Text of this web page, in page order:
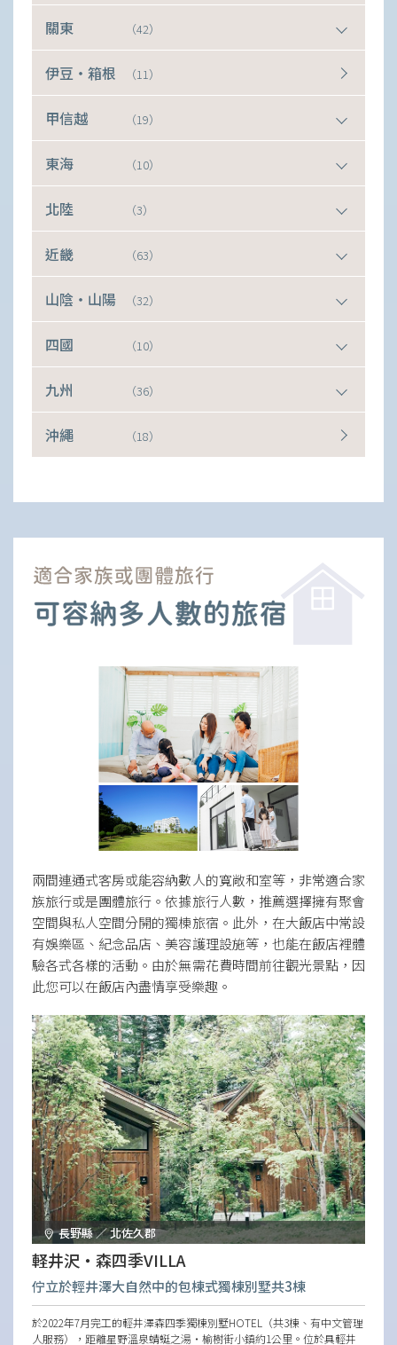
關東 （42）
伊豆・箱根 （11）
甲信越 （19）
東海 （10）
北陸 （3）
近畿 （63）
山陰・山陽 （32）
四國 （10）
九州 （36）
沖繩 （18）
兩間連通式客房或能容納數人的寬敞和室等，非常適合家
族旅行或是團體旅行。依據旅行人數，推薦選擇擁有聚會
空間與私人空間分開的獨棟旅宿。此外，在大飯店中常設
有娛樂區、紀念品店、美容護理設施等，也能在飯店裡體
驗各式各樣的活動。由於無需花費時間前往觀光景點，因
此您可以在飯店內盡情享受樂趣。
長野縣 ／ 北佐久郡
軽井沢・森四季VILLA
佇立於輕井澤大自然中的包棟式獨棟別墅共3棟
於2022年7月完工的輕井澤森四季獨棟別墅HOTEL（共3棟、有中文管理
人服務），距離星野溫泉蜻蜓之湯・榆樹街小鎮約1公里。位於具輕井